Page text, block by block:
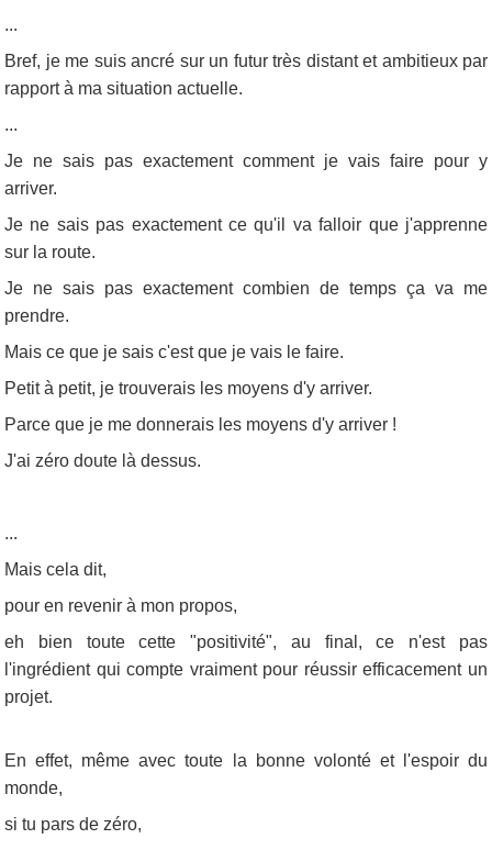
...
Bref, je me suis ancré sur un futur très distant et ambitieux par
rapport à ma situation actuelle.
...
Je ne sais pas exactement comment je vais faire pour y
arriver.
Je ne sais pas exactement ce qu'il va falloir que j'apprenne
sur la route.
Je ne sais pas exactement combien de temps ça va me
prendre.
Mais ce que je sais c'est que je vais le faire.
Petit à petit, je trouverais les moyens d'y arriver.
Parce que je me donnerais les moyens d'y arriver !
J'ai zéro doute là dessus.
...
Mais cela dit,
pour en revenir à mon propos,
eh bien toute cette "positivité", au final, ce n'est pas
l'ingrédient qui compte vraiment pour réussir efficacement un
projet.
En effet, même avec toute la bonne volonté et l'espoir du
monde,
si tu pars de zéro,